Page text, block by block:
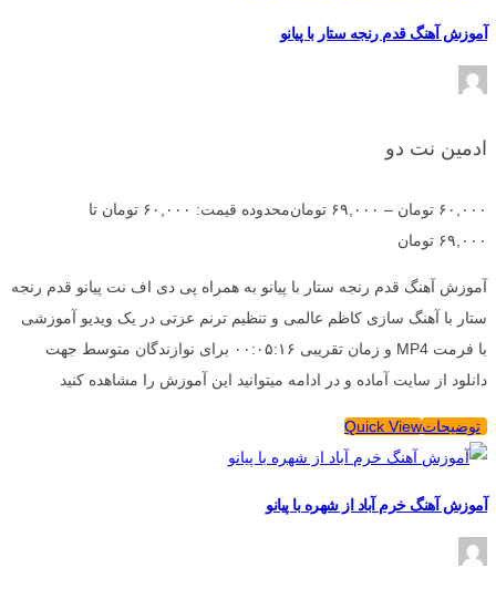
آموزش آهنگ قدم رنجه ستار با پیانو
ادمین نت دو
۶۰,۰۰۰ تومان – ۶۹,۰۰۰ تومان
محدوده قیمت: ۶۰,۰۰۰ تومان تا
۶۹,۰۰۰ تومان
آموزش آهنگ قدم رنجه ستار با پیانو به همراه پی دی اف نت پیانو قدم رنجه
ستار با آهنگ سازی کاظم عالمی و تنظیم ترنم عزتی در یک ویدیو آموزشی
با فرمت MP4 و زمان تقریبی ۰۰:۰۵:۱۶ برای نوازندگان متوسط جهت
دانلود از سایت آماده و در ادامه میتوانید این آموزش را مشاهده کنید
توضیحاتQuick View
آموزش آهنگ خرم آباد از شهره با پیانو